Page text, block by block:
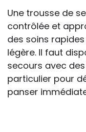
Une trousse de
contrôlée et
des soins
légère. Il faut
secours avec
particulier pour
panser